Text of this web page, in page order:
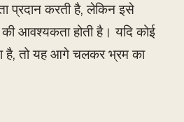
प्रदान करती है, लेकिन इसे
आवश्यकता होती है। यदि कोई
है, तो यह आगे चलकर भ्रम का